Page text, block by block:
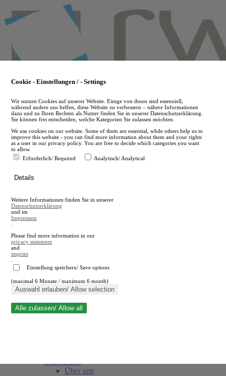
to
main
en
A
A
Suche schließen
Über uns
Cookie - Einstellungen / - Settings
Wir nutzen Cookies auf unserer Website. Einige von ihnen sind essenziell,
während andere uns helfen, diese Website zu verbessern – nähere Informationen
dazu und zu Ihren Rechten als Nutzer finden Sie in unserer Datenschutzerklärung.
Sie können frei entscheiden, welche Kategorien Sie zulassen möchten.
We use cookies on our website. Some of them are essential, while others help us to
improve this website - you can find more information about them and your rights
as a user in our privacy policy. You are free to decide which categories you want
to allow.
Erforderlich/ Required
Analytisch/ Analytical
Details
Weitere Informationen finden Sie in unserer
Datenschutzerklärung
und im
Impressum
Please find more information in our
privacy statement
and
imprint
Einstellung speichern/ Save options
(maximal 6 Monate / maximum 6 month)
Auswahl erlauben/ Allow selection
Alle zulassen/ Allow all